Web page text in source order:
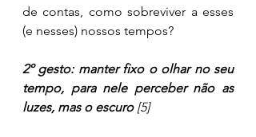
de contas, como sobreviver a esses
(e nesses) nossos tempos?
2º gesto: manter fixo o olhar no seu
tempo, para nele perceber não as
luzes, mas o escuro [5]